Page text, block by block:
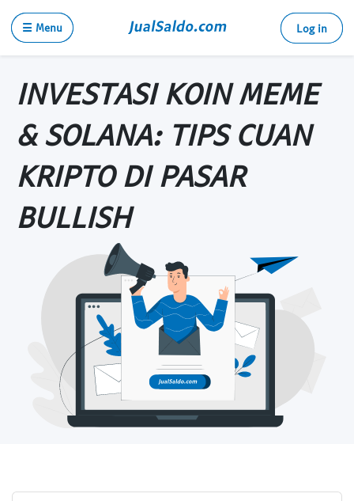
☰ Menu Log in
INVESTASI KOIN MEME
& SOLANA: TIPS CUAN
KRIPTO DI PASAR
BULLISH